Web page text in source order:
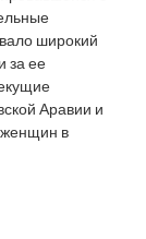
широкий
за ее
Аравии и
женщин в